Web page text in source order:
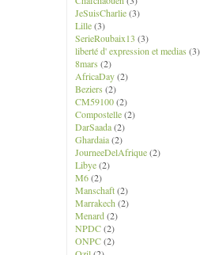
JeSuisCharlie(3)
Lille(3)
SerieRoubaix13 (3)
liberté d' expression et medias (3)
8mars (2)
AfricaDay(2)
Beziers (2)
CM59100(2)
Compostelle(2)
DarSaada(2)
Ghardaia(2)
JourneeDelAfrique(2)
Libye(2)
M6(2)
Manschaft(2)
Marrakech (2)
Menard(2)
NPDC(2)
ONPC(2)